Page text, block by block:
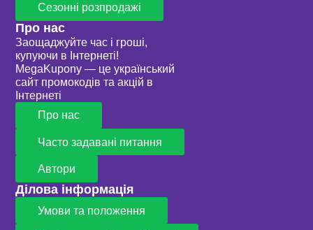
Сезонні розпродажі
Про нас
Заощаджуйте час і гроші,
купуючи в Інтернеті!
MegaKupony — це український
сайт промокодів та акцій в
Інтернеті
Про нас
Часто задавані питання
Автори
Ділова інформація
Умови та положення